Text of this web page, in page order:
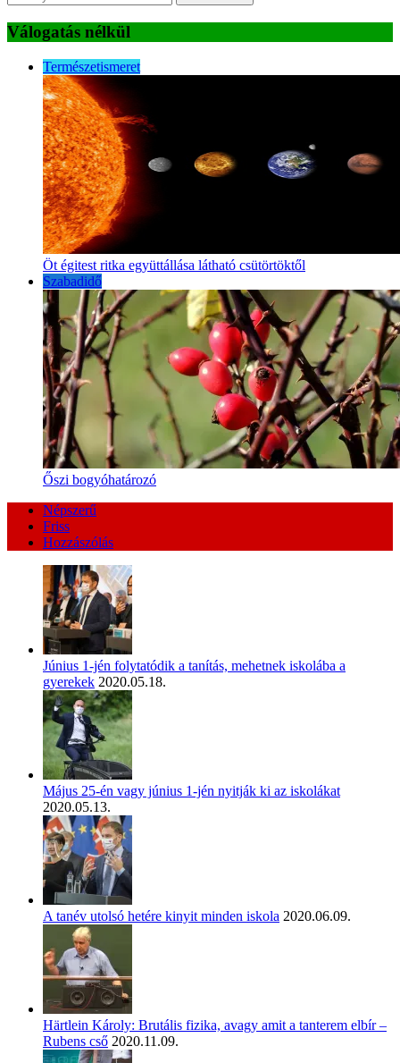
Válogatás nélkül
Természetismeret
Öt égitest ritka együttállása látható csütörtöktől
Szabadidő
Őszi bogyóhatározó
Népszerű
Friss
Hozzászólás
Június 1-jén folytatódik a tanítás, mehetnek iskolába a
gyerekek 2020.05.18.
Május 25-én vagy június 1-jén nyitják ki az iskolákat
2020.05.13.
A tanév utolsó hetére kinyit minden iskola 2020.06.09.
Härtlein Károly: Brutális fizika, avagy amit a tanterem elbír –
Rubens cső 2020.11.09.